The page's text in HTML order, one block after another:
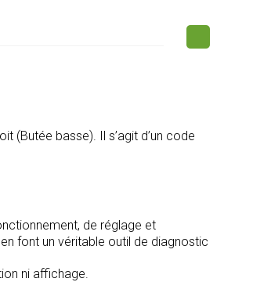
(Butée basse). Il s’agit d’un code
de réglage et
font un véritable outil de diagnostic
ni affichage.